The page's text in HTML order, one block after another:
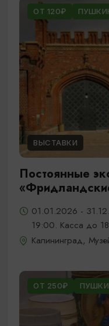
ОТ 120₽
ВЫСТАВКИ
Постоянные
01.01.2026 -
19:00. Касса до
Калининград,
ОТ 250₽